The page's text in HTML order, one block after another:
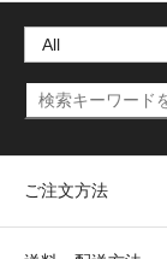
ご注文方法